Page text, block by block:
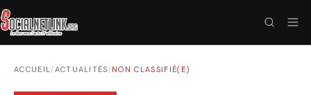
ACCUEIL/ACTUALITÉS /NON CLASSIFIÉ(E)